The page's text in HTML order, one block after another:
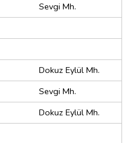
Sevgi Mh.
Dokuz Eylül Mh.
Sevgi Mh.
Dokuz Eylül Mh.